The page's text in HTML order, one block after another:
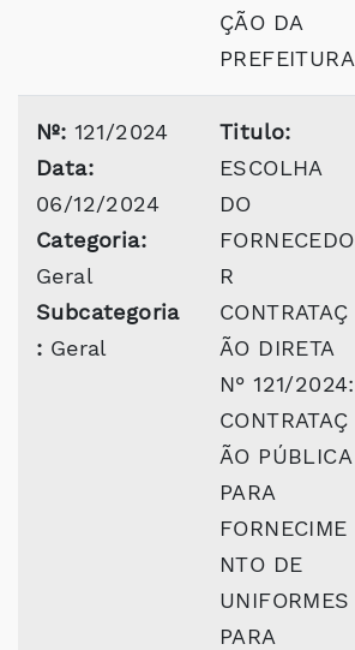
ÇÃO DA
PREFEITURA
Nº: 121/2024
Data:
06/12/2024
Categoria:
Geral
Subcategoria
: Geral
Titulo:
ESCOLHA
DO
FORNECEDO
R
CONTRATAÇ
ÃO DIRETA
N° 121/2024:
CONTRATAÇ
ÃO PÚBLICA
PARA
FORNECIME
NTO DE
UNIFORMES
PARA